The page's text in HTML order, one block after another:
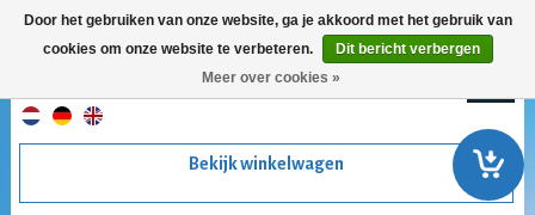
Bekijk winkelwagen
Door het gebruiken van onze website, ga je akkoord met het gebruik van
cookies om onze website te verbeteren.
Dit bericht verbergen
Meer over cookies »